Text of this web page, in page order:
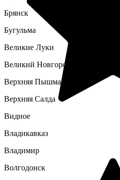
Брянск
Бугульма
Великие Луки
Великий Новгород
Верхняя Пышма
Верхняя Салда
Видное
Владикавказ
Владимир
Волгодонск